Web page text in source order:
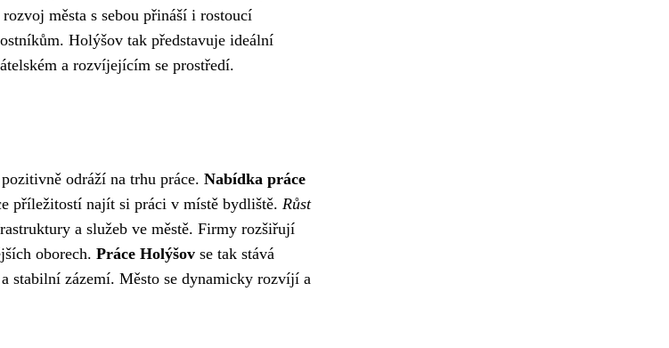
města s sebou přináší i rostoucí
Holýšov tak představuje ideální
a rozvíjejícím se prostředí.
odráží na trhu práce. Nabídka práce
příležitostí najít si práci v místě bydliště. Růst
a služeb ve městě. Firmy rozšiřují
oborech. Práce Holýšov se tak stává
stabilní zázemí. Město se dynamicky rozvíjí a